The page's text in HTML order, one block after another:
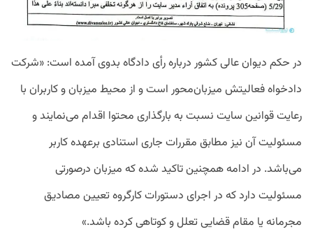
در حکم دیوان عالی کشور درباره رأی دادگاه بدوی آمده است: «شرکت
دادخواه فعالیتش میزبان‌محور است و از محیط میزبان و کاربران با
رعایت قوانین سایت نسبت به بارگذاری محتوا اقدام می‌نمایند و
مسئولیت آن نیز مطابق مقررات جاری استنادی برعهده کاربر
می‌باشد. در ادامه همچنین تاکید شده که میزبان درصورتی
مسئولیت دارد که در اجرای دستورات کارگروه تعیین مصادیق
مجرمانه یا مقام قضایی تعلل و کوتاهی کرده باشد.»